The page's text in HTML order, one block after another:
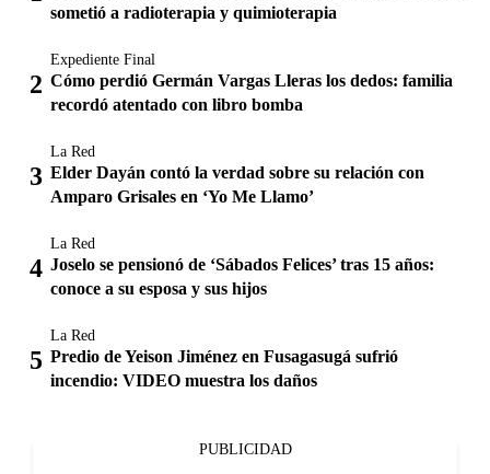
sometió a radioterapia y quimioterapia
Expediente Final
Cómo perdió Germán Vargas Lleras los dedos: familia
recordó atentado con libro bomba
La Red
Elder Dayán contó la verdad sobre su relación con
Amparo Grisales en ‘Yo Me Llamo’
La Red
Joselo se pensionó de ‘Sábados Felices’ tras 15 años:
conoce a su esposa y sus hijos
La Red
Predio de Yeison Jiménez en Fusagasugá sufrió
incendio: VIDEO muestra los daños
PUBLICIDAD